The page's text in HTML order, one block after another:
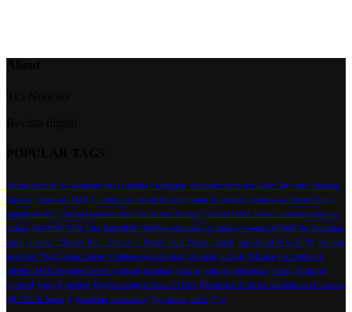
Alistan elección de desempate para la alcalde y regidurias Anuncian cierres por Labor Day barrio chamizal
clausura Conectará JMAS Culmina con más de 60 participantes El segundo gobierno de Donald Trump
cumple un año: ¿Qué está pasando dentro de Estados Unidos? Exhorta JMAS Juárez a usuarios pagar sus
recibos para evitar cortes Fijo Formalizan convenio Municipio de Juárez y Grupo Cementos de Chihuahua
heath la carrera "Monster Run: Terror en el Parque" en el Parque Central new Oficial de la SSPM participa
en carrera "Ya Quisieras Cáncer" y obtiene segundo lugar orincipal pincipal Policiaca Por cambio de
válvula JMAS suspenderá servicio portada pricnipal principa principal principales principl Principsl
prinicpal prncipal publicar Regresa Amigo Airsho a El Paso Repatrían a 31 de los fallecidos en el incendio
del INM de Juárez S secundaria Secundarios Top Stories video Y yo